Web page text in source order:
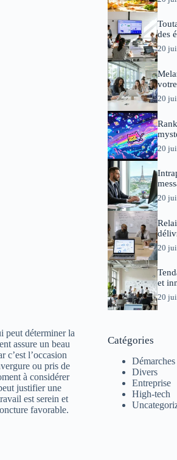
peut déterminer la
assure un beau
c’est l’occasion
ou pris de
à considérer
justifier une
est serein et
favorable.
des
20
20
20
20
20
et
20
Catégories
Démarches
Divers
Entreprise
High-tech